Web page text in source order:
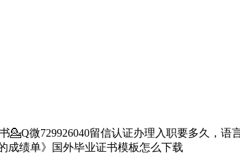
微729926040留信认证办理入职要多久，
成绩单》国外毕业证书模板怎么下载